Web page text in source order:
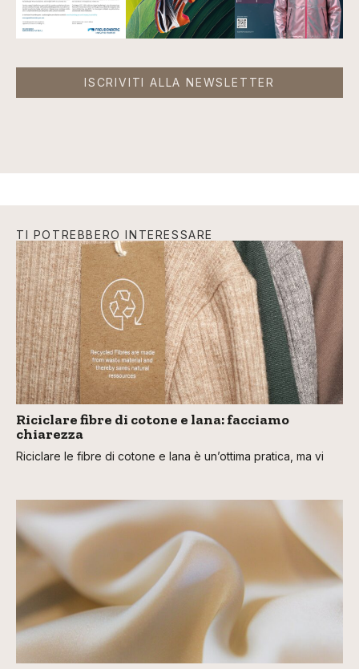
ISCRIVITI ALLA NEWSLETTER
TI POTREBBERO INTERESSARE
Riciclare fibre di cotone e lana: facciamo
chiarezza
Riciclare le fibre di cotone e lana è un’ottima pratica, ma vi